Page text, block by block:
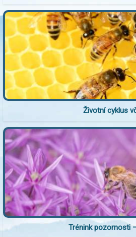
Životní cyklus
Trénink pozornosti